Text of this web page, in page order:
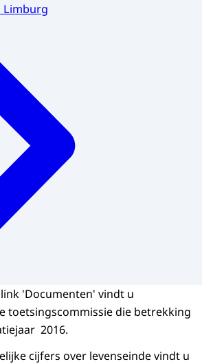
Limburg
'Documenten' vindt u
toetsingscommissie die betrekking
2016.
cijfers over levenseinde vindt u